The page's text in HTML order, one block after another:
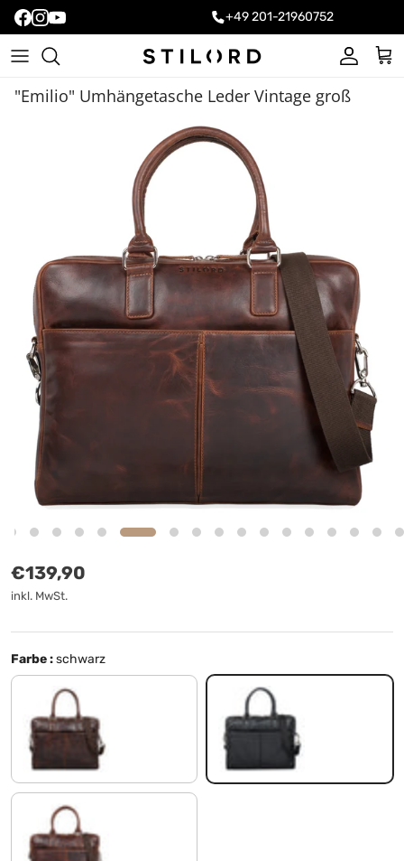
+49 201-21960752
Konto
"Emilio" Umhängetasche Leder Vintage groß
Normaler Preis
€139,90
inkl. MwSt.
Farbe :schwarz
mocca - dunkelbraun schwarz
mocca - braun